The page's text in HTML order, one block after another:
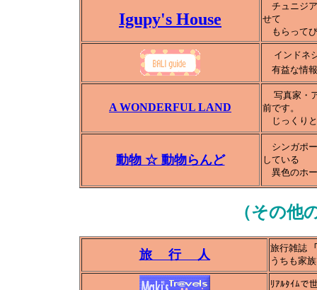
Igupy's House
チュニジ
せて
もらって
インドネ
有益な情報
A WONDERFUL LAND
写真家・
前です。
じっくり
動物 ☆ 動物らんど
シンガポー
している
異色のホ
（その他
旅 行 人 旅行雑誌
うちも家
ﾘｱﾙﾀｲﾑで